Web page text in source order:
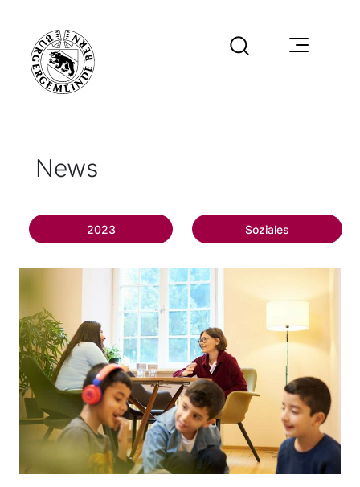
News
2023 Soziales